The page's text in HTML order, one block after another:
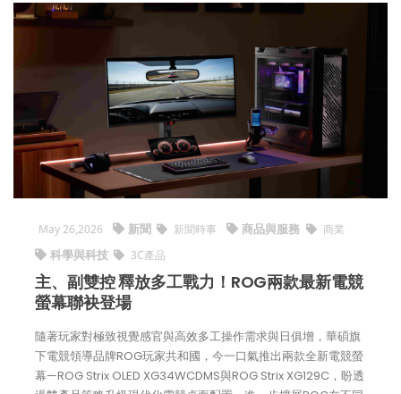
May 26,2026 新聞 新聞時事 商品與服務 商業
科學與科技 3C產品
主、副雙控 釋放多工戰力！ROG兩款最新電競
螢幕聯袂登場
隨著玩家對極致視覺感官與高效多工操作需求與日俱增，華碩旗
下電競領導品牌ROG玩家共和國，今一口氣推出兩款全新電競螢
幕—ROG Strix OLED XG34WCDMS與ROG Strix XG129C，盼透